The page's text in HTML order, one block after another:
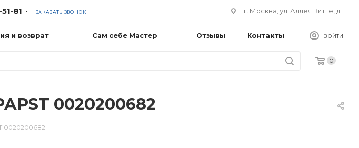
81 ЗАКАЗАТЬ ЗВОНОК г. Москва, ул. Аллея Витте, д.1
и возврат Сам себе Мастер Отзывы Контакты ВОЙТИ
0
0020200682
0020200682